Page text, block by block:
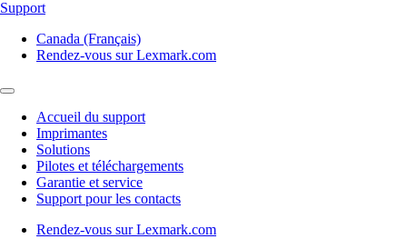
Support
Canada (Français)
Rendez-vous sur Lexmark.com
Accueil du support
Imprimantes
Solutions
Pilotes et téléchargements
Garantie et service
Support pour les contacts
Rendez-vous sur Lexmark.com